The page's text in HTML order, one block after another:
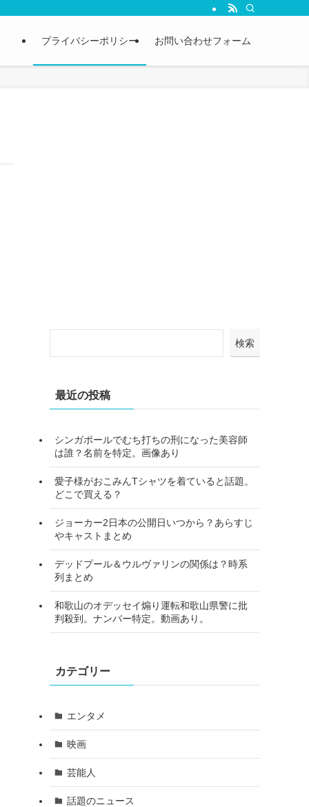
プライバシーポリシー お問い合わせフォーム
検索
最近の投稿
シンガポールでむち打ちの刑になった美容師
は誰？名前を特定。画像あり
愛子様がおこみんTシャツを着ていると話題。
どこで買える？
ジョーカー2日本の公開日いつから？あらすじ
やキャストまとめ
デッドプール＆ウルヴァリンの関係は？時系
列まとめ
和歌山のオデッセイ煽り運転和歌山県警に批
判殺到。ナンバー特定。動画あり。
カテゴリー
エンタメ
映画
芸能人
話題のニュース